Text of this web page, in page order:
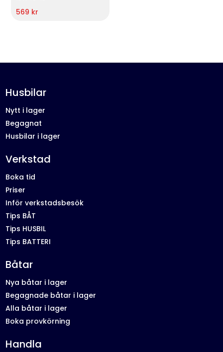
569 kr
Husbilar
Nytt i lager
Begagnat
Husbilar i lager
Verkstad
Boka tid
Priser
Inför verkstadsbesök
Tips BÅT
Tips HUSBIL
Tips BATTERI
Båtar
Nya båtar i lager
Begagnade båtar i lager
Alla båtar i lager
Boka provkörning
Handla